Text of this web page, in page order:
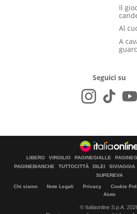
Il
Al
A
Seguici su
LIBERO VIRGILIO PAGINEGIALLE
PAGINEBIANCHE
TUTTOCITTÀ DILEI SIVIAGGIA
SUPEREVA
Chi siamo Note Legali Privacy Cookie
Aiuto
© Italiaonline S.p.A.